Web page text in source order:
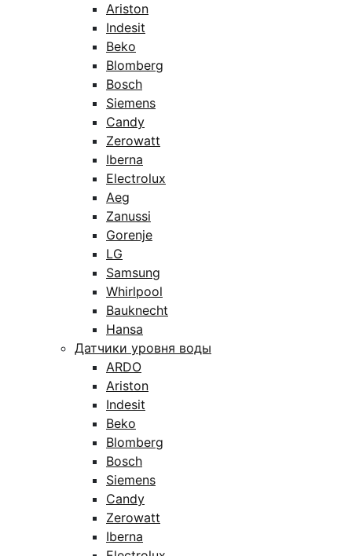
Ariston
Indesit
Beko
Blomberg
Bosch
Siemens
Candy
Zerowatt
Iberna
Electrolux
Aeg
Zanussi
Gorenje
LG
Samsung
Whirlpool
Bauknecht
Hansa
Датчики уровня воды
ARDO
Ariston
Indesit
Beko
Blomberg
Bosch
Siemens
Candy
Zerowatt
Iberna